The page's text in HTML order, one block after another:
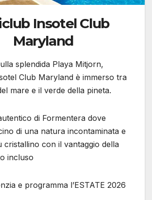
Insotel Club
Maryland
splendida Playa Mitjorn,
Club Maryland è immerso tra
mare e il verde della pineta.
di Formentera dove
di una natura incontaminata e
cristallino con il vantaggio della
incluso
e programma l’ESTATE 2026